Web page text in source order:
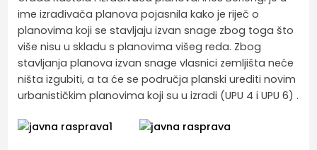
ime izrađivača planova pojasnila kako je riječ o
planovima koji se stavljaju izvan snage zbog toga što
više nisu u skladu s planovima višeg reda. Zbog
stavljanja planova izvan snage vlasnici zemljišta neće
ništa izgubiti, a ta će se područja planski urediti novim
urbanističkim planovima koji su u izradi (UPU 4 i UPU 6) .